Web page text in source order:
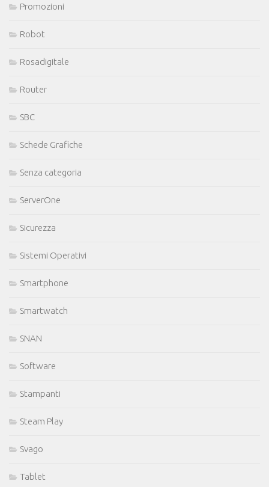
Promozioni
Robot
Rosadigitale
Router
SBC
Schede Grafiche
Senza categoria
ServerOne
Sicurezza
Sistemi Operativi
Smartphone
Smartwatch
SNAN
Software
Stampanti
Steam Play
Svago
Tablet